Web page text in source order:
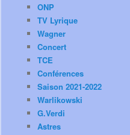
ONP
TV Lyrique
Wagner
Concert
TCE
Conférences
Saison 2021-2022
Warlikowski
G.Verdi
Astres